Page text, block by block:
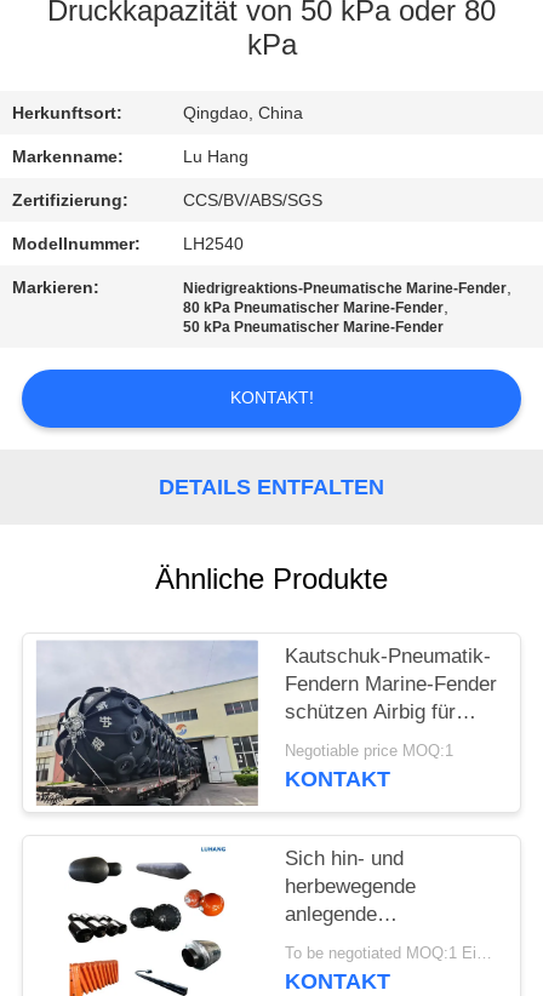
UNS
BITTE UM
EIN
ANGEBOT
PRIVACY
Druckkapazität von 50 kPa oder 80
kPa
Herkunftsort: Qingdao, China
Markenname: Lu Hang
Zertifizierung: CCS/BV/ABS/SGS
Modellnummer: LH2540
Markieren: Niedrigreaktions-Pneumatische Marine-Fender,
80 kPa Pneumatischer Marine-Fender,
50 kPa Pneumatischer Marine-Fender
KONTAKT!
DETAILS ENTFALTEN
Ähnliche Produkte
Kautschuk-Pneumatik-
Fendern Marine-Fender
schützen Airbig für
Schiff
Negotiable price MOQ:1
KONTAKT
Sich hin- und
herbewegende
anlegende
Nylonpneumatische
GummiMarine Fender
To be negotiated MOQ:1 Einheit
KONTAKT